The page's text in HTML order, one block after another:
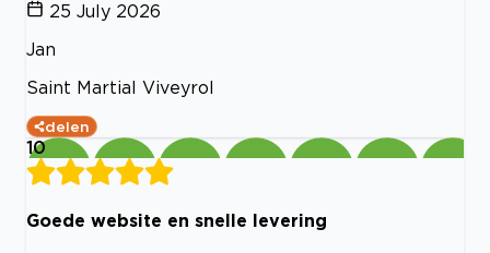
25 July 2026
Jan
Saint Martial Viveyrol
delen
10
Goede website en snelle levering